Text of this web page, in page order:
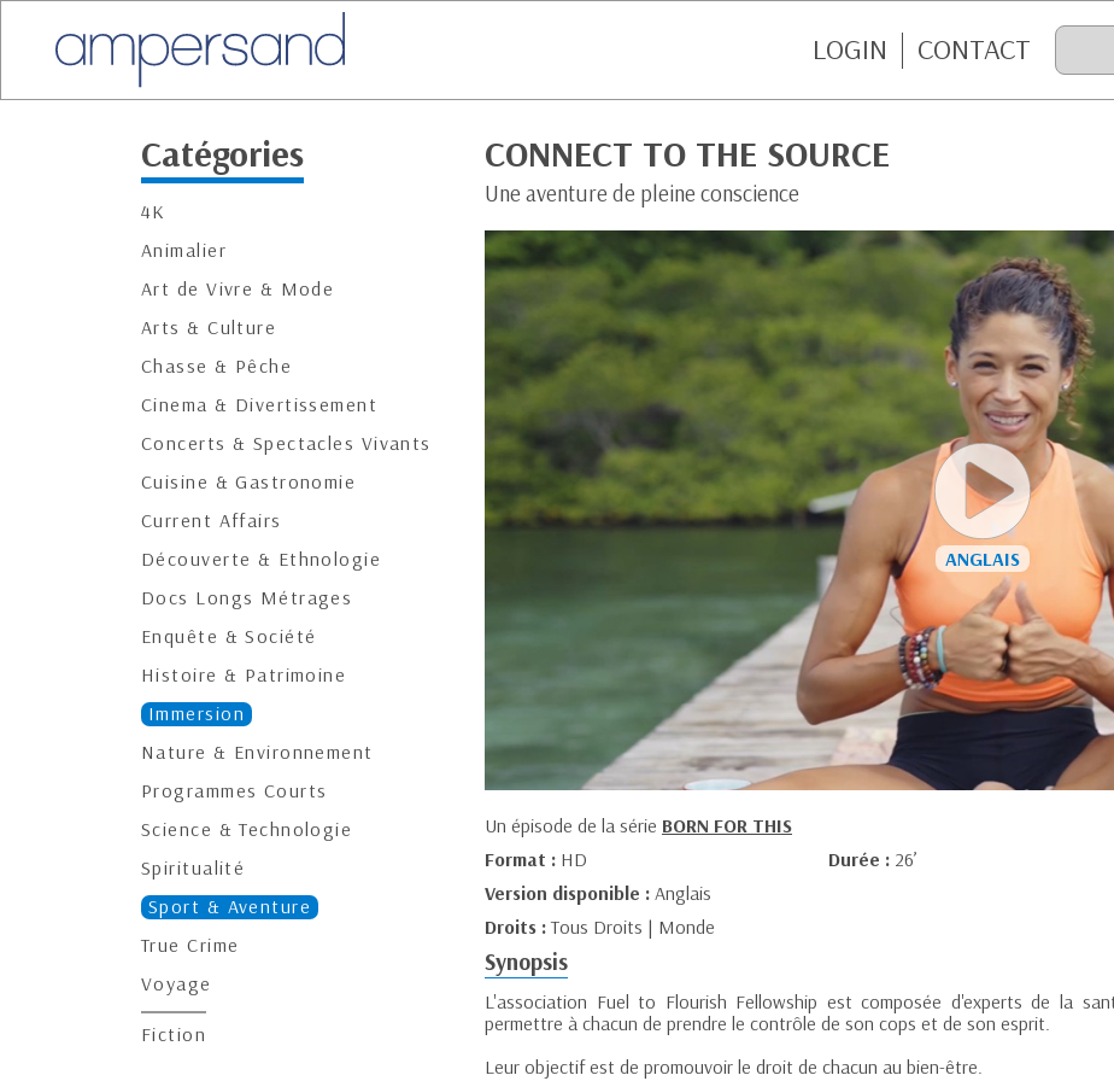
LOGIN CONTACT
Catégories
4K
Animalier
Art de Vivre & Mode
Arts & Culture
Chasse & Pêche
Cinema & Divertissement
Concerts & Spectacles Vivants
Cuisine & Gastronomie
Current Affairs
Découverte & Ethnologie
Docs Longs Métrages
Enquête & Société
Histoire & Patrimoine
Immersion
Nature & Environnement
Programmes Courts
Science & Technologie
Spiritualité
Sport & Aventure
True Crime
Voyage
Fiction
CONNECT TO THE SOURCE
Une aventure de pleine conscience
Un épisode de la série BORN FOR THIS
Format : HD Durée : 26’
Version disponible : Anglais
Droits :Tous Droits | Monde
Synopsis
L'association Fuel to Flourish Fellowship est composée d'experts de la
permettre à chacun de prendre le contrôle de son cops et de son esprit.
Leur objectif est de promouvoir le droit de chacun au bien-être.